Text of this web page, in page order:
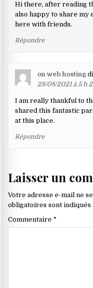
Hi there, after reading
also happy to share my
here with friends.
Répondre
on web hosting
28/08/2021 à 5 h
I am really thankful to
shared this fantastic
at this place.
Répondre
Laisser un
Votre adresse e-mail ne
obligatoires sont indiqués
Commentaire *